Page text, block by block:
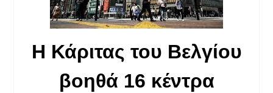
Η Κάριτας του Βελγίου
βοηθά 16 κέντρα